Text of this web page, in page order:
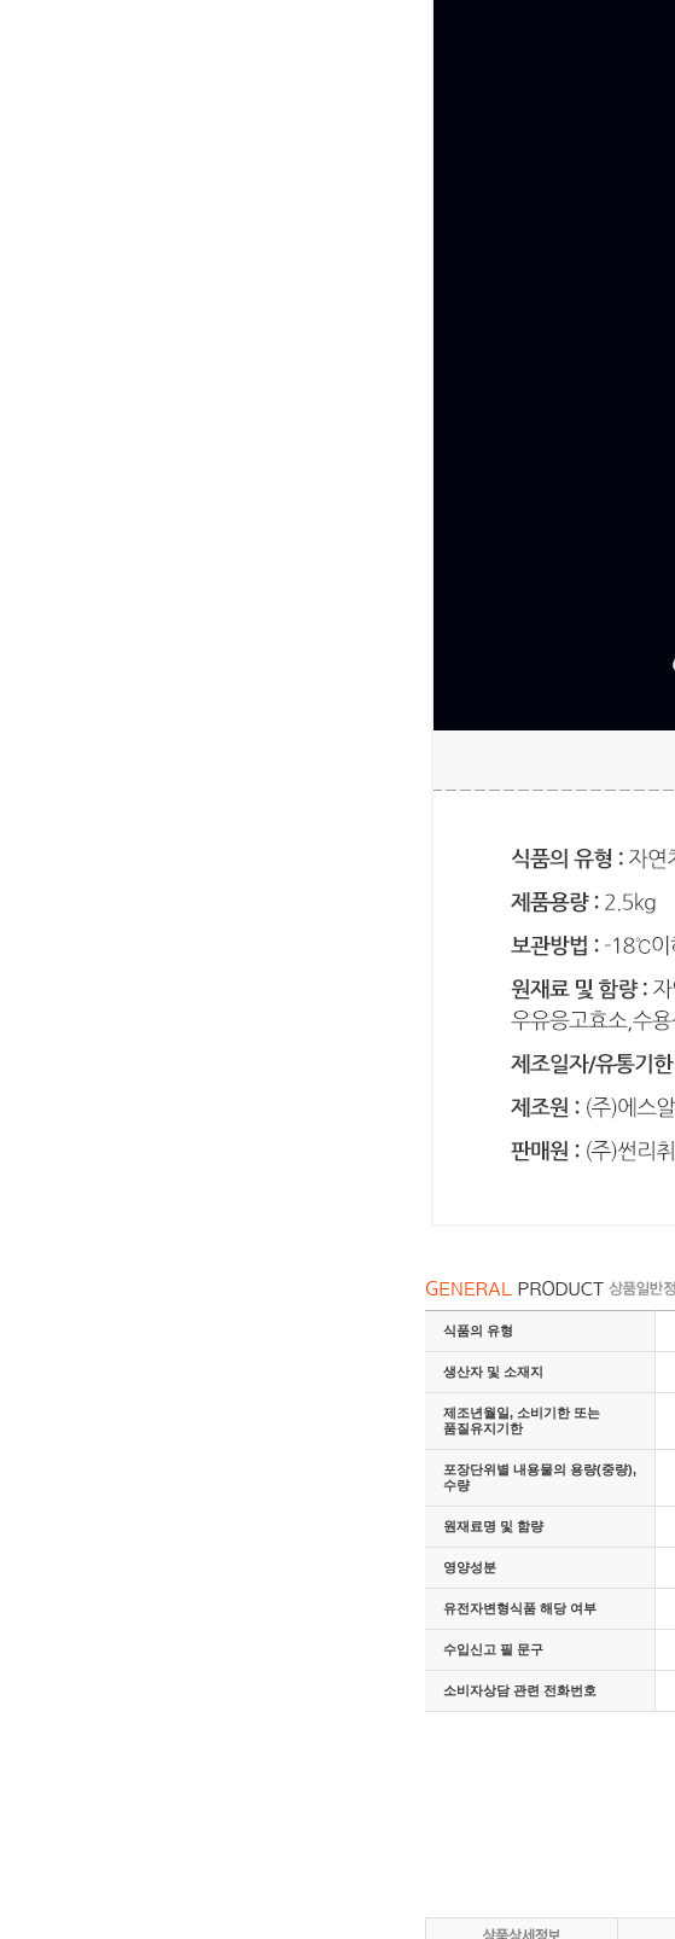
식품의 유형
생산자 및 소재지
제조년월일, 소비기한 또는
품질유지기한
포장단위별 내용물의 용량(중량),
수량
원재료명 및 함량
영양성분
유전자변형식품 해당 여부
수입신고 필 문구
소비자상담 관련 전화번호